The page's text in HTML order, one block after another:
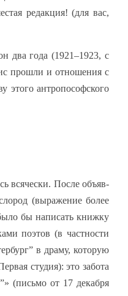
редакция! (для вас,
два года (1921–1923, с
прошли и отношения с
этого антропософского
всячески. После объяв-
(выражение более
бы написать книжку
поэтов (в частности
в драму, которую
студия): это забота
(письмо от 17 декабря